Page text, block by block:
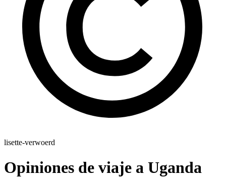
lisette-verwoerd
Opiniones de viaje a Uganda